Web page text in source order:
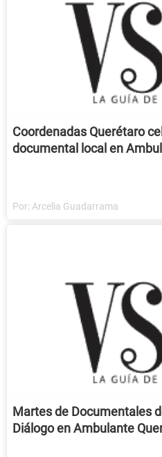
Coordenadas Querétaro
documental local en
Por: Arcelia Guadarrama
Martes de Documentales
Diálogo en Ambulante